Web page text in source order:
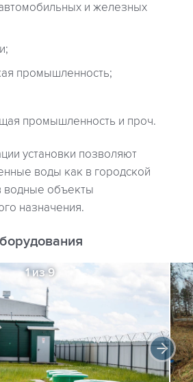
и железных
промышленность;
промышленность и проч.
установки позволяют
воды как в городской
водные объекты
назначения.
1 из 9